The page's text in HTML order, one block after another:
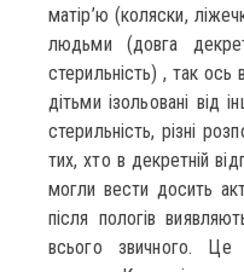
матір’ю (коляски,
людьми (довга
стерильність) , так ось
дітьми ізольовані
стерильність, різні
тих, хто в декретній
могли вести досить
після пологів
всього звичного. Це